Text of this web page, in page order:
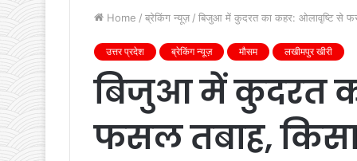
Home / ब्रेकिंग न्यूज़ / बिजुआ में कुदरत का कहर: ओलावृष्टि से
उत्तर प्रदेश ब्रेकिंग न्यूज़ मौसम लखीमपुर खीरी
बिजुआ में कुदरत
फसल तबाह,